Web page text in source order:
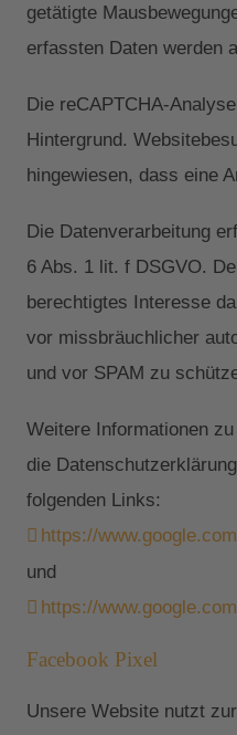
getätigte
erfassten Daten werden
Die reCAPTCHA-
Hintergrund.
hingewiesen, dass eine
Die Datenverarbeitung
6 Abs. 1 lit. f DSGVO.
berechtigtes Interesse
vor missbräuchlicher
und vor SPAM zu
Weitere Informationen
die
folgenden Links:
https://
und
https://
Facebook Pixel
Unsere Website nutzt